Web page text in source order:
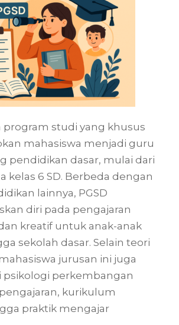
program studi yang khusus
mahasiswa menjadi guru
pendidikan dasar, mulai dari
kelas 6 SD. Berbeda dengan
lainnya, PGSD
diri pada pengajaran
kreatif untuk anak-anak
sekolah dasar. Selain teori
jurusan ini juga
psikologi perkembangan
kurikulum
praktik mengajar